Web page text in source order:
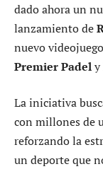
dado ahora un
lanzamiento de
nuevo
Premier Padely
La iniciativa
con millones de
reforzando la
un deporte que